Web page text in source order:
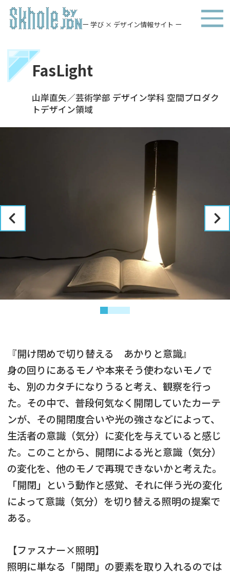
ー 学び × デザイン情報サイト ー
FasLight
山岸直矢／芸術学部 デザイン学科 空間プロダク
トデザイン領域
『開け閉めで切り替える あかりと意識』
身の回りにあるモノや本来そう使わないモノで
も、別のカタチになりうると考え、観察を行っ
た。その中で、普段何気なく開閉していたカーテ
ンが、その開閉度合いや光の強さなどによって、
生活者の意識（気分）に変化を与えていると感じ
た。このことから、開閉による光と意識（気分）
の変化を、他のモノで再現できないかと考えた。
「開閉」という動作と感覚、それに伴う光の変化
によって意識（気分）を切り替える照明の提案で
ある。
【ファスナー×照明】
照明に単なる「開閉」の要素を取り入れるのでは